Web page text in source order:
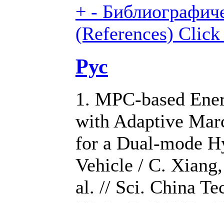
+ -
(References) Click
Рус
1. MPC-based
with Adaptive
for a Dual-mode
Vehicle / C.
al. // Sci. China